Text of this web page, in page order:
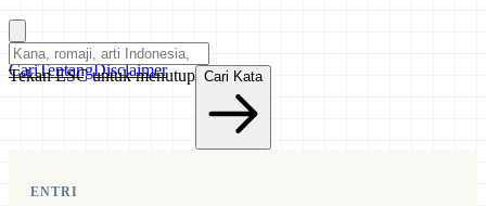
CariTentangDisclaimer
Tekan ESC untuk menutup Cari Kata
ENTRI